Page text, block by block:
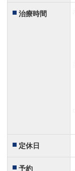
治療時間
定休日
予約